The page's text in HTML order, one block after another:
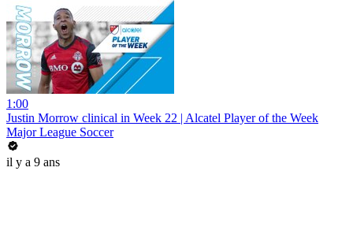
1:00
Justin Morrow clinical in Week 22 | Alcatel Player of the Week
Major League Soccer
il y a 9 ans